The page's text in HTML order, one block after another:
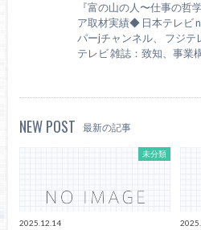
『富の山の人〜仕事の
ア取材実績◆ 日本テレビ
パーjチャンネル、 フジ
テレビ 雑誌：致知、事
NEW POST 最新の記事
未分類
2025.12.14